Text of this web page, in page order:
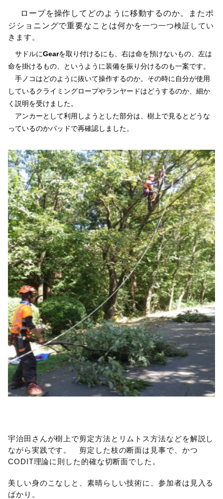
ロープを操作してどのように移動するのか。またポ
ジショニングで重要なことは何かを一つ一つ検証してい
きます。
サドルにGearを取り付けるにも、右は命を預けないもの、左は
命を掛けるもの、というように装備を振り分けるのも一案です。
手ノコはどのように抜いて操作するのか。その時に自分が使用
しているクライミングロープやランヤードはどうするのか、細か
く説明を受けました。
アンカーとして利用しようとした部分は、樹上で見るとどうな
っているのかパッドで再確認しました。
宇治田さんが樹上で剪定方法とリムトス方法などを解説し
ながら実践です。 剪定した枝の断面は見事で、かつ
CODIT理論に則した的確な切断面でした。
美しい身のこなしと、素晴らしい技術に、参加者は見入る
ばかり。